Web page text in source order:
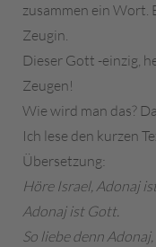
zusammen ein Wort.
Zeugin.
Dieser Gott -einzig,
Zeugen!
Wie wird man das?
Ich lese den kurzen
Übersetzung:
Höre Israel, Adonaj
Adonaj ist Gott.
So liebe denn